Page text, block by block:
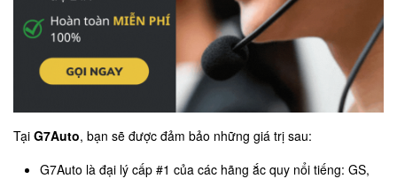
Tại G7Auto, bạn sẽ được đảm bảo những giá trị sau:
G7Auto là đại lý cấp #1 của các hãng ắc quy nổi tiếng: GS,